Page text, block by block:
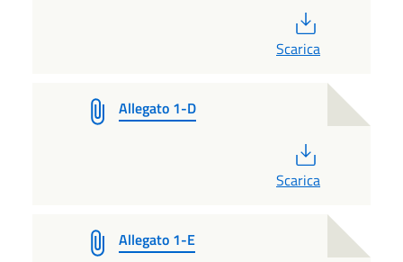
Scarica
Allegato 1-D
Scarica
Allegato 1-E